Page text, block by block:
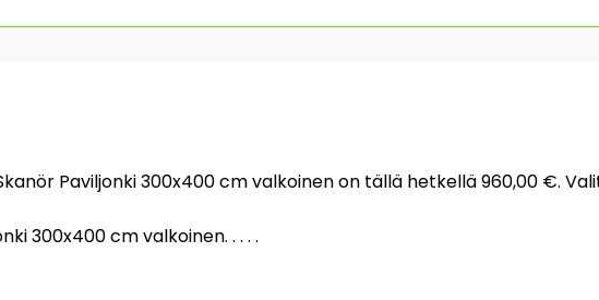
Paviljonki 300x400 cm valkoinen on tällä hetkellä 960,00 €.
300x400 cm valkoinen. . . . .